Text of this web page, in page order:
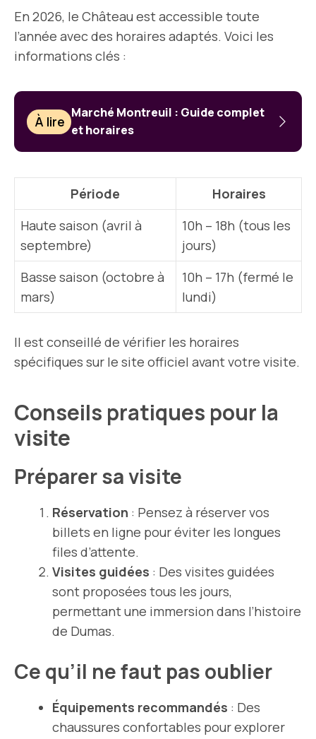
En 2026, le Château est accessible toute
l’année avec des horaires adaptés. Voici les
informations clés :
À lire
Marché Montreuil : Guide complet
et horaires
Période
Horaires
Haute saison (avril à
septembre)
10h – 18h (tous les
jours)
Basse saison (octobre à
mars)
10h – 17h (fermé le
lundi)
Il est conseillé de vérifier les horaires
spécifiques sur le site officiel avant votre visite.
Conseils pratiques pour la
visite
Préparer sa visite
Réservation : Pensez à réserver vos
billets en ligne pour éviter les longues
files d’attente.
Visites guidées : Des visites guidées
sont proposées tous les jours,
permettant une immersion dans l’histoire
de Dumas.
Ce qu’il ne faut pas oublier
Équipements recommandés : Des
chaussures confortables pour explorer